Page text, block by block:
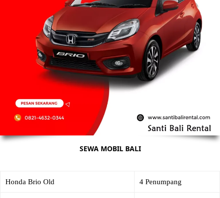
SEWA MOBIL BALI
Honda Brio Old 4 Penumpang